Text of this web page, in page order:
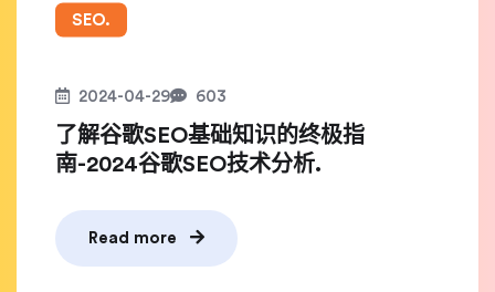
SEO.
2024-04-29 603
了解谷歌SEO基础知识的终极指
南-2024谷歌SEO技术分析.
Read more